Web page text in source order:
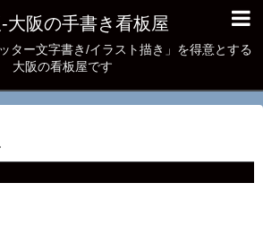
大阪の手書き看板屋
ター文字書き/イラスト描き」を得意とする
大阪の看板屋です